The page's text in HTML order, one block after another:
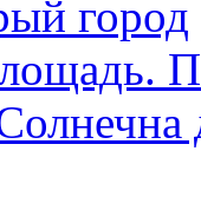
город